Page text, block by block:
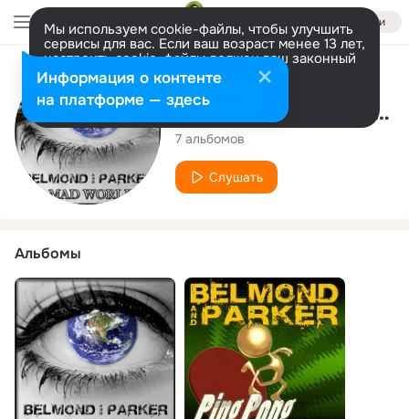
Войти
Мы используем cookie-файлы, чтобы улучшить
сервисы для вас. Если ваш возраст менее 13 лет,
настроить cookie-файлы должен ваш законный
представитель. Больше информации
Разрешить все Настроить
Исполнитель
BELMOND AND PARKER
7 альбомов
Слушать
Альбомы
Информация о контенте
на платформе — здесь